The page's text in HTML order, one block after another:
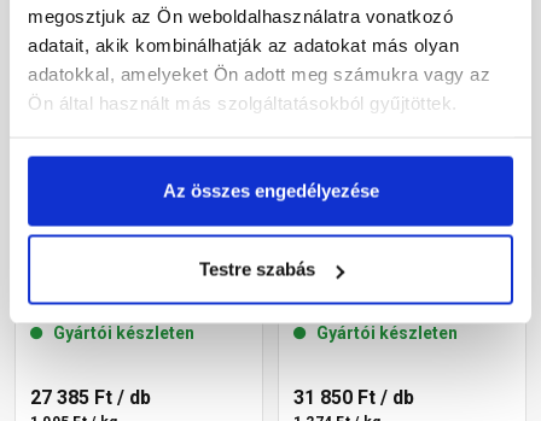
megosztjuk az Ön weboldalhasználatra vonatkozó
adatait, akik kombinálhatják az adatokat más olyan
adatokkal, amelyeket Ön adott meg számukra vagy az
Ön által használt más szolgáltatásokból gyűjtöttek.
Az összes engedélyezése
Testre szabás
Masterplast
16-C 25 kg
Gyártói készleten
27 385 Ft / db
Masterplast
Thermomaster akril
07-C 25 kg
Gyártói készleten
31 850 Ft / db